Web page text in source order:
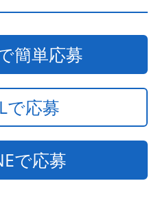
簡単応募
で応募
で応募